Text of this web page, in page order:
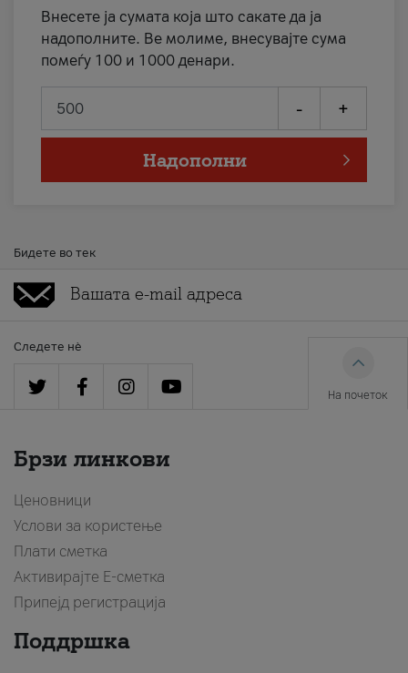
Внесете ја сумата која што сакате да ја
надополните. Ве молиме, внесувајте сума
помеѓу 100 и 1000 денари.
- +
Надополни
Бидете во тек
Следете нè
На почеток
Брзи линкови
Ценовници
Услови за користење
Плати сметка
Активирајте Е-сметка
Припејд регистрација
Поддршка